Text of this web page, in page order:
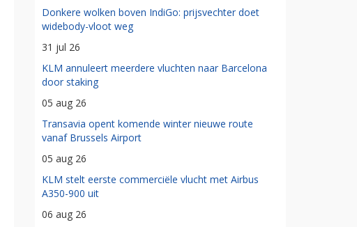
Donkere wolken boven IndiGo: prijsvechter doet
widebody-vloot weg
31 jul 26
KLM annuleert meerdere vluchten naar Barcelona
door staking
05 aug 26
Transavia opent komende winter nieuwe route
vanaf Brussels Airport
05 aug 26
KLM stelt eerste commerciële vlucht met Airbus
A350-900 uit
06 aug 26